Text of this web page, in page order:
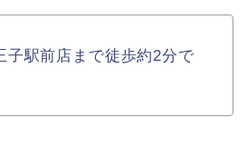
子駅前店まで徒歩約2分で